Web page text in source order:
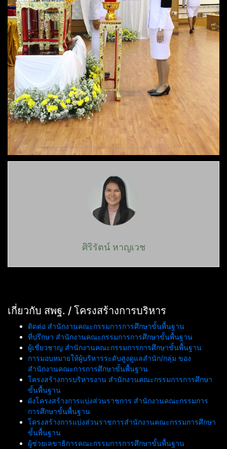
ศิริรัตน์ หาญเวช
เกี่ยวกับ สพฐ. / โครงสร้างการบริหาร
ติดต่อ สำนักงานคณะกรรมการการศึกษาขั้นพื้นฐาน
ที่ปรึกษา สำนักงานคณะกรรมการการศึกษาขั้นพื้นฐาน
ผู้เชี่ยวชาญ สำนักงานคณะกรรมการการศึกษาขั้นพื้นฐาน
การมอบหมายให้ผู้บริหารระดับสูงดูแลสำนัก/กลุ่ม ของ
สำนักงานคณะการการศึกษาขั้นพื้นฐาน
โครงสร้างการบริหารงาน สำนักงานคณะกรรมการการศึกษา
ขั้นพื้นฐาน
ผังโครงสร้างการแบ่งส่วนราชการ สำนักงานคณะกรรมการ
การศึกษาขั้นพื้นฐาน
โครงสร้างการแบ่งส่วนราชการสำนักงานคณะกรรมการศึกษา
ขั้นพื้นฐาน
ผู้ช่วยเลขาธิการคณะกรรมการการศึกษาขั้นพื้นฐาน